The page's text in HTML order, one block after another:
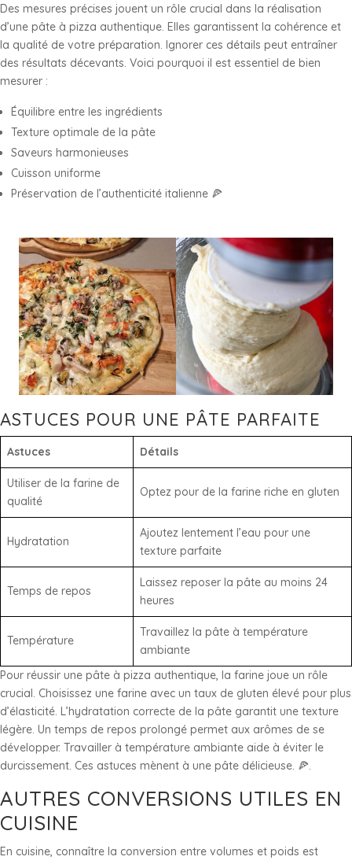
Des mesures précises jouent un rôle crucial dans la réalisation
d’une pâte à pizza authentique. Elles garantissent la cohérence et
la qualité de votre préparation. Ignorer ces détails peut entraîner
des résultats décevants. Voici pourquoi il est essentiel de bien
mesurer :
Équilibre entre les ingrédients
Texture optimale de la pâte
Saveurs harmonieuses
Cuisson uniforme
Préservation de l’authenticité italienne 🍕
ASTUCES POUR UNE PÂTE PARFAITE
Astuces Détails
Utiliser de la farine de
qualité
Optez pour de la farine riche en gluten
Hydratation
Ajoutez lentement l’eau pour une
texture parfaite
Temps de repos
Laissez reposer la pâte au moins 24
heures
Température
Travaillez la pâte à température
ambiante
Pour réussir une pâte à pizza authentique, la farine joue un rôle
crucial. Choisissez une farine avec un taux de gluten élevé pour plus
d’élasticité. L’hydratation correcte de la pâte garantit une texture
légère. Un temps de repos prolongé permet aux arômes de se
développer. Travailler à température ambiante aide à éviter le
durcissement. Ces astuces mènent à une pâte délicieuse. 🍕.
AUTRES CONVERSIONS UTILES EN
CUISINE
En cuisine, connaître la conversion entre volumes et poids est